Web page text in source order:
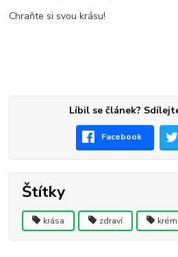
Chraňte si svou krásu!
Líbil se článek?
Facebook
Štítky
krása zdraví krém